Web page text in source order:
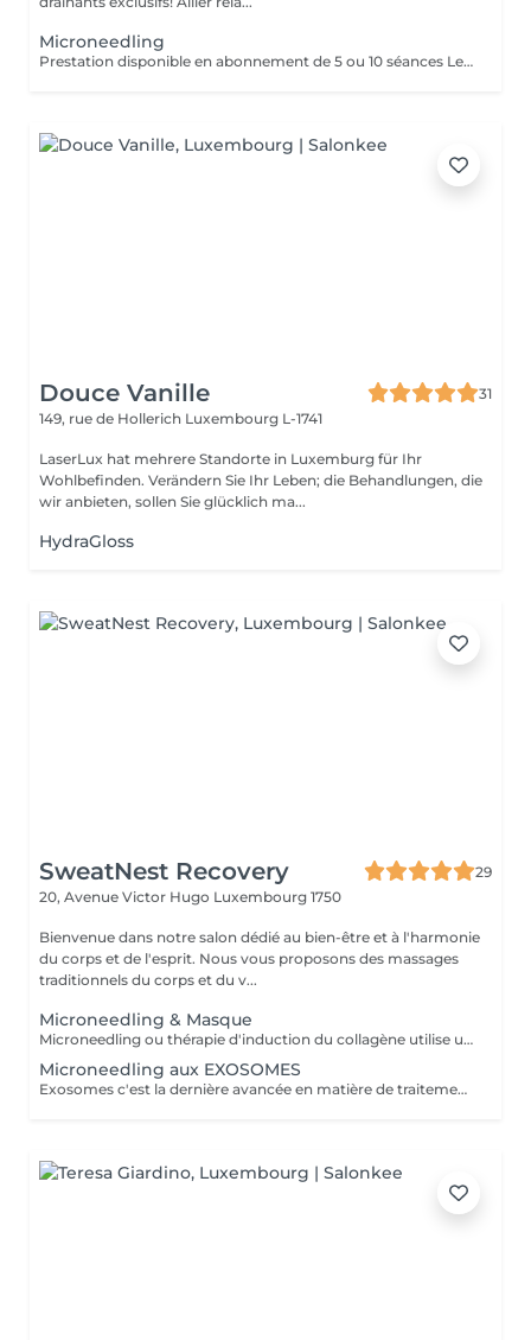
Microneedling
Prestation disponible en abonnement de 5 ou 10 séances Le Microneedling est une technique originaire des États-Unis reposant sur des micro-injections d'éléments nutritifs dans la peau. Ce soin esthétique permet de resserrer les pores, de donner de l'éclat et d'affiner le grain de la peau. -Réduction des pores dilatés et irrégularités cutanées. -Amélioration des cicatrices d'acné ou post-opératoires. -Atténuation des rides superficielles et vergetures. -Effet "anti-âge" global sans chirurgie.
Douce Vanille
31
149, rue de Hollerich Luxembourg L-1741
LaserLux hat mehrere Standorte in Luxemburg für Ihr
Wohlbefinden. Verändern Sie Ihr Leben; die Behandlungen, die
wir anbieten, sollen Sie glücklich ma...
HydraGloss
SweatNest Recovery
29
20, Avenue Victor Hugo Luxembourg 1750
Bienvenue dans notre salon dédié au bien-être et à l'harmonie
du corps et de l'esprit. Nous vous proposons des massages
traditionnels du corps et du v...
Microneedling & Masque
Microneedling ou thérapie d'induction du collagène utilise un petit appareil avec de minuscules aiguilles à usage unique qui produisent des microperforations de la couche superficielle de la peau pour stimuler la production de collagène et de faire pénétrer les ingrédients actifs du sérum dans la peau. Le nombre de séances dépend de la personne (son âge, l'état de la peau, l'effet recherché) et du produit choisi. En général, on réalise entre 2 et 5 séances espacées de 2 à 4 semaines. Une séance d'entretien est effectuée 1 à 2 fois par an.
Microneedling aux EXOSOMES
Exosomes c'est la dernière avancée en matière de traitements anti-âge et des imperfections de la peau.Ce sont de toutes petites vésicules (à l'échelle nanométrique) qui passent entre les cellules de la peau et qui leur apportent les acides aminés, des pépites, des vitamines et beaucoup d'autres éléments indispensables pour offrir à la peau une apparence jeune et fraiche. Grace à leur petite taille les exosomes pénètrent mieux et plus profondément dans la peau, ce qui rend le traitement plus efficace par rapport au microneedling traditionnel. Les exosomes de laboratoire espagnol SIMILDIET, que j'utilise, sont produits par les cellules souches de synthèse végétales. 1 ml du produit contient 15 milliards des exosomes qui peuvent être utilisés par la peau soit immédiatement soit stockés et utilisés progressivement. Le nombre de traitements nécessaires varie en fonction des conditions individuelles de la peau et des résultats souhaités. Une série de 2 à 3 traitements espacés de 4 à 6 semaines est idéale.